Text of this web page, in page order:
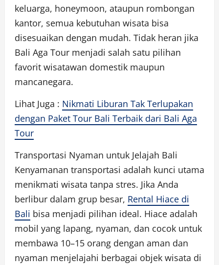
keluarga, honeymoon, ataupun rombongan
kantor, semua kebutuhan wisata bisa
disesuaikan dengan mudah. Tidak heran jika
Bali Aga Tour menjadi salah satu pilihan
favorit wisatawan domestik maupun
mancanegara.
Lihat Juga : Nikmati Liburan Tak Terlupakan
dengan Paket Tour Bali Terbaik dari Bali Aga
Tour
Transportasi Nyaman untuk Jelajah Bali
Kenyamanan transportasi adalah kunci utama
menikmati wisata tanpa stres. Jika Anda
berlibur dalam grup besar, Rental Hiace di
Bali bisa menjadi pilihan ideal. Hiace adalah
mobil yang lapang, nyaman, dan cocok untuk
membawa 10–15 orang dengan aman dan
nyaman menjelajahi berbagai objek wisata di